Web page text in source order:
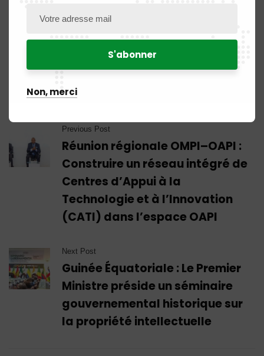
Previous Post
Réunion régionale OMPI–OAPI :
Construire un réseau intégré de
Centres d’Appui à la
Technologie et à l’Innovation
(CATI) dans l’espace OAPI
Next Post
Guinée Équatoriale : Le Premier
Ministre préside un séminaire
gouvernemental historique sur
la propriété intellectuelle
Non, merci